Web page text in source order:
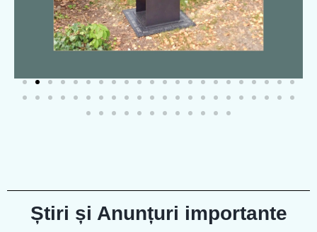
Știri și Anunțuri importante